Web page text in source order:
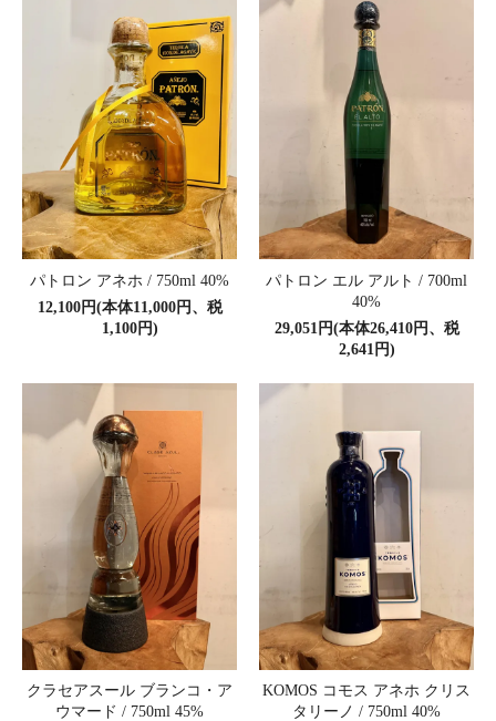
パトロン アネホ / 750ml 40%
12,100円(本体11,000円、税
1,100円)
パトロン エル アルト / 700ml
40%
29,051円(本体26,410円、税
2,641円)
クラセアスール ブランコ・ア
ウマード / 750ml 45%
KOMOS コモス アネホ クリス
タリーノ / 750ml 40%